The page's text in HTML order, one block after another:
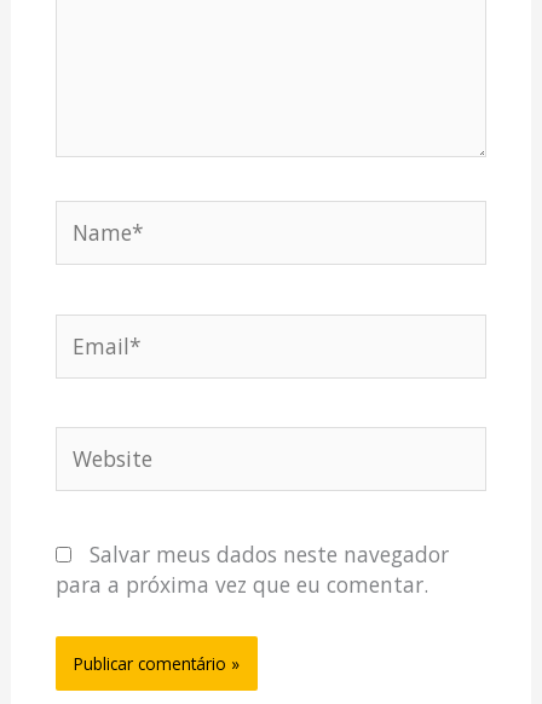
Salvar meus dados neste navegador
para a próxima vez que eu comentar.